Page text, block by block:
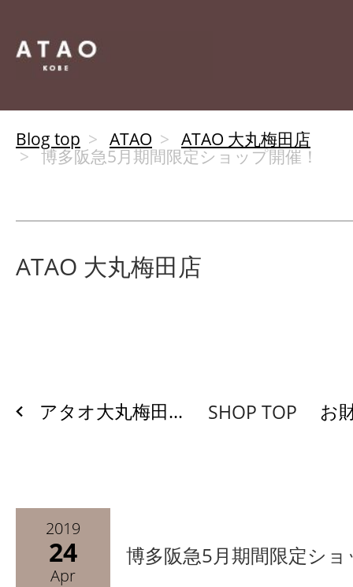
Blog top ATAO ATAO 大丸梅田店
博多阪急5月期間限定ショップ開催！
ATAO 大丸梅田店
アタオ大丸梅田... SHOP TOP お
2019
24
Apr
博多阪急5月期間限定シ